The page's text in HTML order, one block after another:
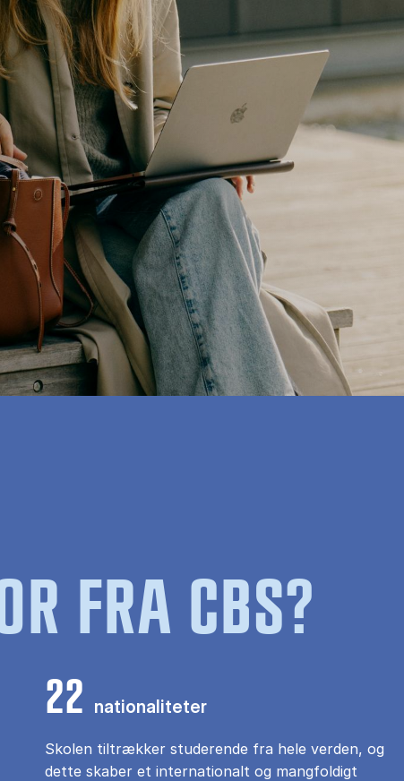
FRA CBS?
22 nationaliteter
Skolen tiltrækker studerende fra hele verden, og
dette skaber et internationalt og mangfoldigt